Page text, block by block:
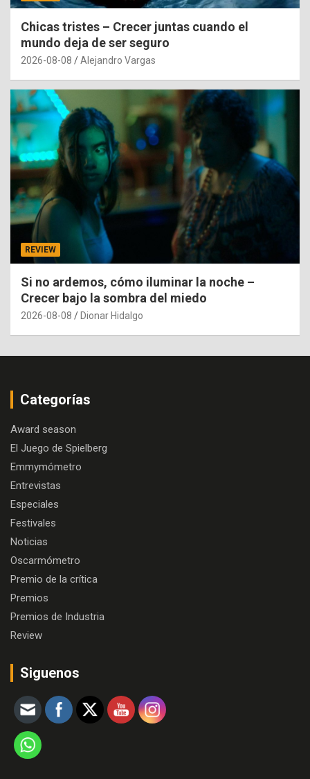
Chicas tristes – Crecer juntas cuando el
mundo deja de ser seguro
2026-08-08 Alejandro Vargas
REVIEW
Si no ardemos, cómo iluminar la noche –
Crecer bajo la sombra del miedo
2026-08-08 Dionar Hidalgo
Categorías
Award season
El Juego de Spielberg
Emmymómetro
Entrevistas
Especiales
Festivales
Noticias
Oscarmómetro
Premio de la crítica
Premios
Premios de Industria
Review
Siguenos